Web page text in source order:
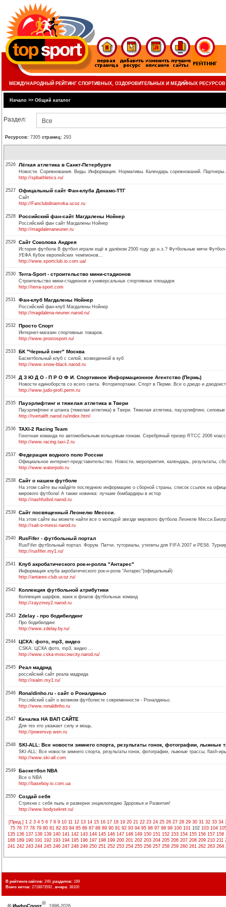
МЕЖДУНАРОДНЫЙ РЕЙТИНГ СПОРТИВНЫХ, ОЗДОРОВИТЕЛЬНЫХ И МЕДИЙНЫХ РЕСУРСОВ
Начало >> Общий каталог
Раздел: Все
Ресурсов: 7305 страниц: 293
2526 Лёгкая атлетика в Санкт-Петербурге
Новости. Соревнования. Виды. Информация. Нормативы. Календарь соревнований.
http://spbathletics.ru/
2527 Офицальный сайт Фан-клуба Динамо-ТТГ
Сайт
http://Fanclubdinamoka.ucoz.ru
2528 Российский фан-сайт Магдалены Нойнер
Российский фан сайт Магдалены Нойнер
http://magdalenaneuner.ru
2529 Сайт Соколова Андрея
История футбола В футбол играли ещё в далёком 2500 году до н.э.? Футбольные мячи
УЕФА Кубок европейских чемпионов...
http://www.sportclub.io.com.ua/
2530 Terra-Sport - строительство мини-стадионов
Строительство мини-стадионов и универсальных спортивных площадок
http://terra-sport.com
2531 Фан-клуб Магдалены Нойнер
Российский фан-клуб Магдалены Нойнер
http://magdalena-neuner.narod.ru/
2532 Просто Спорт
Интернет-магазин спортивных товаров.
http://www.prostosport.ru/
2533 БК "Черный снег" Москва
Баскетбольный клуб с силой, возведенной в куб
http://www.snow-black.narod.ru
2534 Д З Ю Д О - П Р О Ф И. Спортивное Информационное Агентство (Пермь)
Новости единоборств со всего света. Фоторепортажи. Спорт в Перми. Все о дзюдо и
http://www.judo-profi.perm.ru
2535 Пауэрлифтинг и тяжелая атлетика в Твери
Пауэрлифтинг и штанга (тяжелая атлетика) в Твери. Тяжелая атлетика, пауэрлифтинг,
http://tvertalift.narod.ru/index.html
2536 TAXI-2 Racing Team
Гоночная команда по автомобильным кольцевым гонкам. Серебряный призер RTCC 2006
http://www.racing.taxi-2.ru
2537 Федерация водного поло России
Официальное интернет-представительство. Новости, мероприятия, календарь, результаты,
http://www.waterpolo.ru
2538 Сайт о нашем футболе
На этом сайте вы найдёте последнюю информацию о сборной страны, список ссылок на
мирового футбола! А также новинка: лучшие бомбардиры в истор
http://nashfutbol.narod.ru
2539 Сайт посвященный Леонелю Мессси.
На этом сайте вы можете найти все о молодой звезде мирового футбола Леонеле
http://sait-o-messi.narod.ru
2540 RusFifer - футбольный портал
RusFifer футбольный портал. Форум. Патчи, туториалы, утилиты для FIFA 2007 и PES6.
http://rusfifer.my1.ru/
2541 Клуб акробатического рок-н-ролла "Антарес"
Информация клуба акробатического рок-н-рола "Антарес"(офицальный)
http://antares-club.ucoz.ru/
2542 Коллекция футбольной атрибутики
Коллекция шарфов, маек и флагов футбольных команд
http://zayzmey2.narod.ru
2543 Zdelay - про бодибилдинг
Про бодибилдинг
http://www.zdelay.by.ru/
2544 ЦСКА: фото, mp3, видео
CSKA: ЦСКА фото, mp3, видео ...
http://www.cska-moscowcity.narod.ru/
2545 Реал мадрид
российский сайт реала мадрида
http://realm.my1.ru/
2546 Ronaldinho.ru - сайт о Роналдиньо
Российский сайт о великом футболисте современности - Роналдиньо.
http://www.ronaldinho.ru
2547 Качалка НА ВАП САЙТЕ
Для тех кто уважает силу и мощь.
http://powersvp.wen.ru
2548 SKI-ALL: Все новости зимнего спорта, результаты гонок, фотографии,
SKI-ALL: Все новости зимнего спорта, результаты гонок, фотографии, лыжные трассы, flash-
http://www.ski-all.com
2549 Баскетбол NBA
Все о NBA
http://baseboy.io.com.ua
2550 Создай себя
Стряхни с себя пыль и разверни энциклопедию Здоровья и Развития!
http://www.bodysekret.ru/
[Пред.] 1 2 3 4 5 6 7 8 9 10 11 12 13 14 15 16 17 18 19 20 21 22 23 24 25 26 27 28 29 30 31 32 33 34
75 76 77 78 79 80 81 82 83 84 85 86 87 88 89 90 91 92 93 94 95 96 97 98 99 100 101102 103 104
135 136 137 138 139 140 141 142 143 144 145 146 147 148 149 150 151 152 153 154 155 156 157 158
188 189 190 191 192 193 194 195 196 197 198 199 200 201 202 203 204 205 206 207 208 209 210 211
241 242 243 244 245 246 247 248 249 250 251 252 253 254 255 256 257 258 259 260 261 262 263 264
В рейтинге сайтов: 249, разделов: 189
Всего хитов: 2718873592 , вчера: 38100
© ИнфоСпорт®
, 1998-2026